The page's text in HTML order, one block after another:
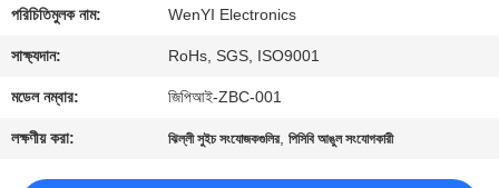
যোগাযোগ
করুন
উদ্ধৃতির
পরিচিতিমুলক নাম: WenYI Electronics
সাক্ষ্যদান: RoHs, SGS, ISO9001
মডেল নম্বার: জিপিআই-ZBC-001
লক্ষণীয় করা: ঝিল্লী সুইচ সংযোজকগুলির,পিসিবি আঙুল সংযোগকারী